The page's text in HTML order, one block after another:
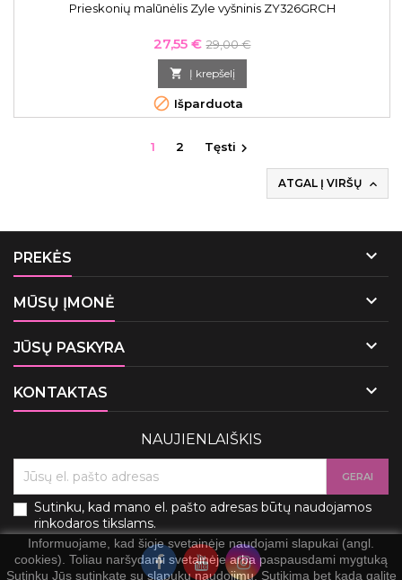
Prieskonių malūnėlis Zyle vyšninis ZY326GRCH
Kaina
27,55 € Bazinė
kaina
29,00 €
 Į krepšelį
 Išparduota
1 2 Tęsti 
ATGAL Į VIRŠŲ 
PREKĖS 
MŪSŲ ĮMONĖ 
JŪSŲ PASKYRA 
KONTAKTAS 
Informuojame, kad šioje svetainėje naudojami slapukai (angl.
cookies). Toliau naršydami svetainėje arba paspausdami mygtuką
Sutinku Jūs sutinkate su slapukų naudojimu. Sutikimą bet kada galite
NAUJIENLAIŠKIS
Sutinku, kad mano el. pašto adresas būtų naudojamos
rinkodaros tikslams.